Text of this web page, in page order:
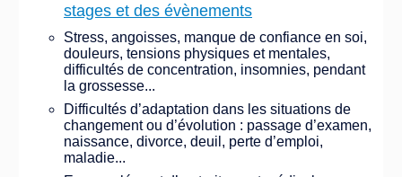
stages et des évènements
Stress, angoisses, manque de confiance en soi,
douleurs, tensions physiques et mentales,
difficultés de concentration, insomnies, pendant
la grossesse...
Difficultés d’adaptation dans les situations de
changement ou d’évolution : passage d’examen,
naissance, divorce, deuil, perte d’emploi,
maladie...